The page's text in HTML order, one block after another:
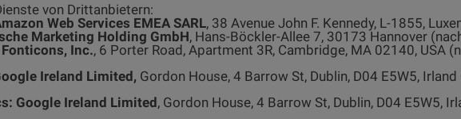
von Drittanbietern:
Web Services EMEA SARL, 38 Avenue John F. Kennedy, L-1855,
Marketing Holding GmbH, Hans-Böckler-Allee 7, 30173 Hannover
Inc., 6 Porter Road, Apartment 3R, Cambridge, MA 02140, USA
Ireland Limited, Gordon House, 4 Barrow St, Dublin, D04 E5W5,
Google Ireland Limited, Gordon House, 4 Barrow St, Dublin, D04 E5W5,